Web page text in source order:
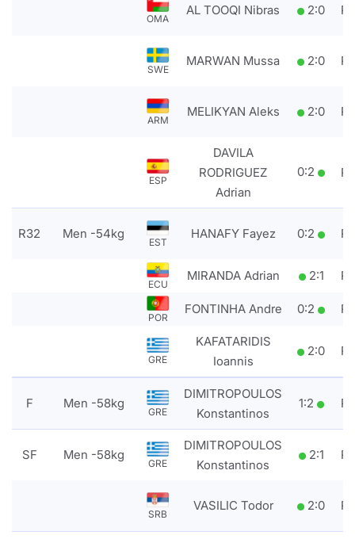
OMA
AL TOOQI Nibras 2:0
SWE
MARWAN Mussa 2:0
ARM
MELIKYAN Aleks 2:0
ESP
DAVILA
RODRIGUEZ
Adrian
0:2
R32 Men -54kg
EST
HANAFY Fayez 0:2
ECU
MIRANDA Adrian 2:1
POR
FONTINHA Andre 0:2
GRE
KAFATARIDIS
Ioannis
2:0
F Men -58kg
GRE
DIMITROPOULOS
Konstantinos
1:2
SF Men -58kg
GRE
DIMITROPOULOS
Konstantinos
2:1
SRB
VASILIC Todor 2:0